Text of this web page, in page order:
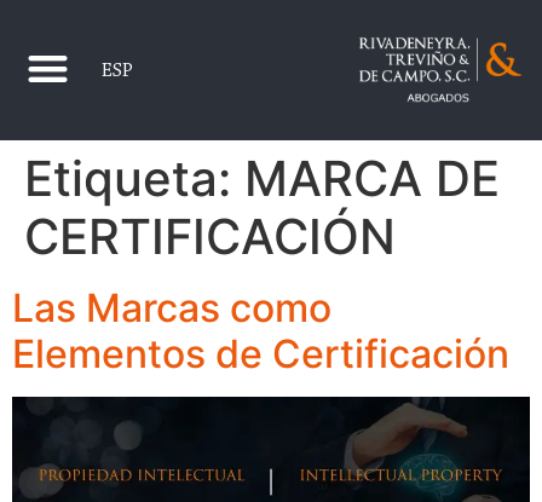
ESP
Etiqueta: MARCA DE
CERTIFICACIÓN
Las Marcas como
Elementos de Certificación